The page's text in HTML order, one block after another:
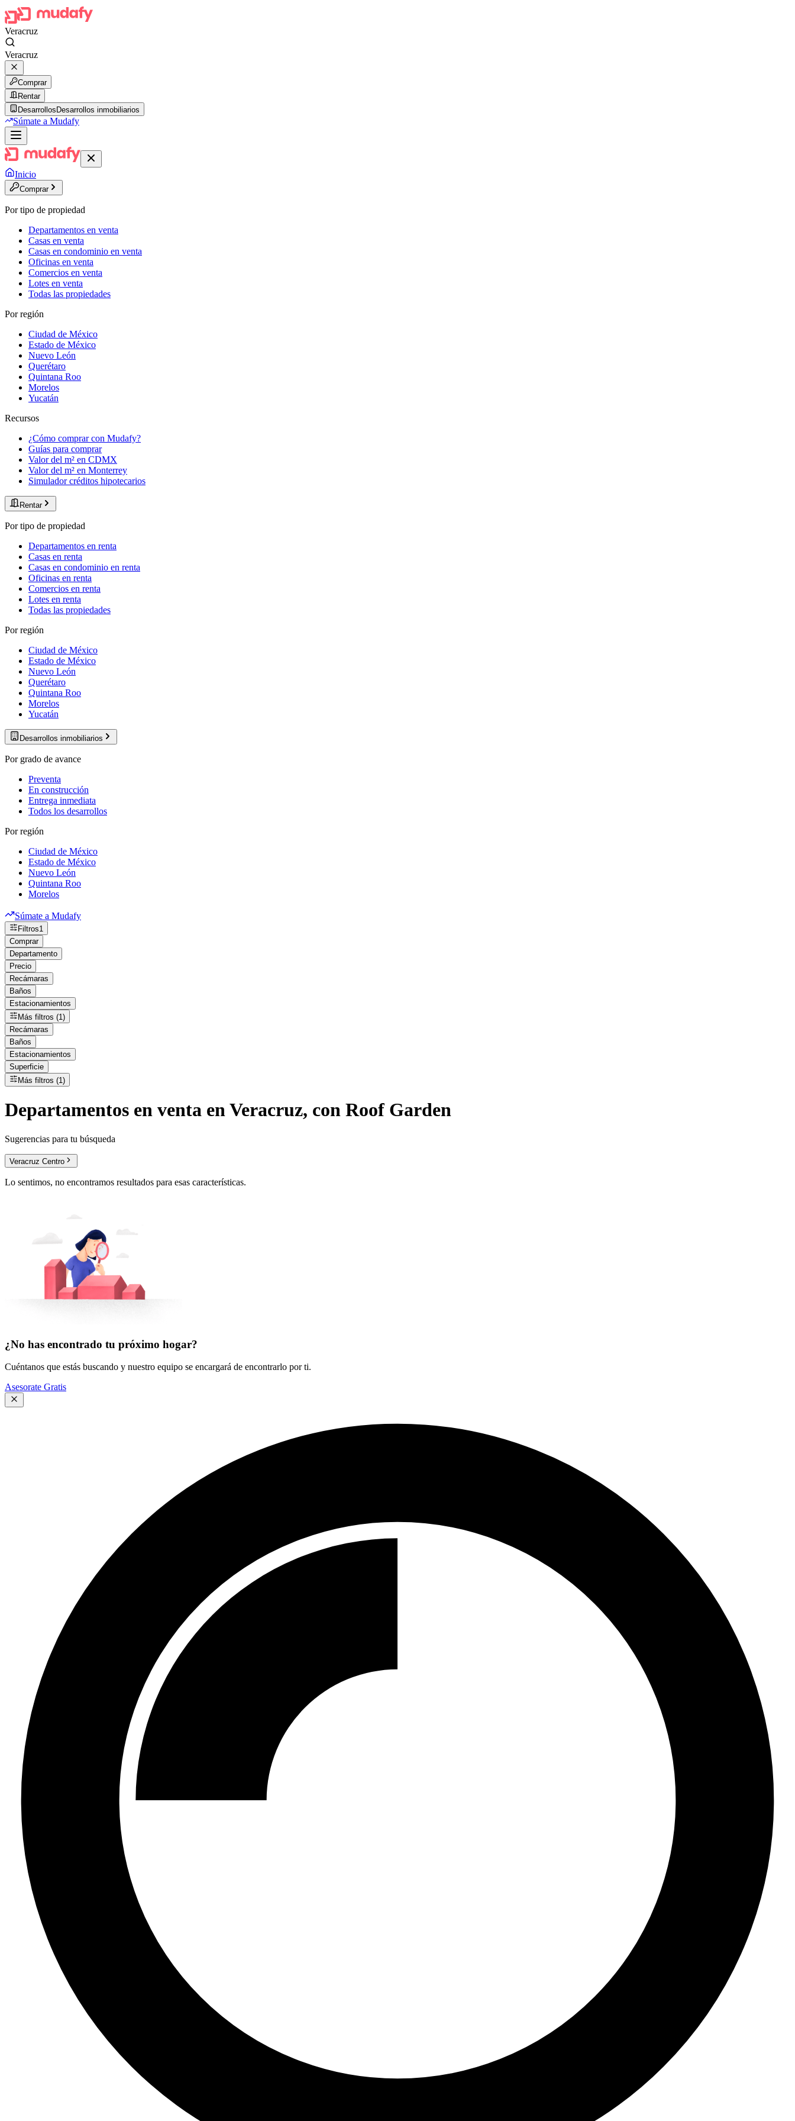
Veracruz
Veracruz
Comprar
Rentar
Desarrollos Desarrollos inmobiliarios
Súmate a Mudafy
Inicio
Comprar
Por tipo de propiedad
Departamentos en venta
Casas en venta
Casas en condominio en venta
Oficinas en venta
Comercios en venta
Lotes en venta
Todas las propiedades
Por región
Ciudad de México
Estado de México
Nuevo León
Querétaro
Quintana Roo
Morelos
Yucatán
Recursos
¿Cómo comprar con Mudafy?
Guías para comprar
Valor del m² en CDMX
Valor del m² en Monterrey
Simulador créditos hipotecarios
Rentar
Por tipo de propiedad
Departamentos en renta
Casas en renta
Casas en condominio en renta
Oficinas en renta
Comercios en renta
Lotes en renta
Todas las propiedades
Por región
Ciudad de México
Estado de México
Nuevo León
Querétaro
Quintana Roo
Morelos
Yucatán
Desarrollos inmobiliarios
Por grado de avance
Preventa
En construcción
Entrega inmediata
Todos los desarrollos
Por región
Ciudad de México
Estado de México
Nuevo León
Quintana Roo
Morelos
Súmate a Mudafy
Filtros1
Comprar
Departamento
Precio
Recámaras
Baños
Estacionamientos
Más filtros (1)
Recámaras
Baños
Estacionamientos
Superficie
Más filtros (1)
Departamentos en venta en Veracruz, con Roof Garden
Sugerencias para tu búsqueda
Veracruz Centro
Lo sentimos, no encontramos resultados para esas características.
¿No has encontrado tu próximo hogar?
Cuéntanos que estás buscando y nuestro equipo se encargará de encontrarlo por ti.
Asesorate Gratis